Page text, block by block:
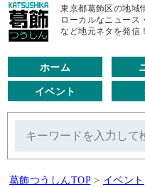
東京都葛飾区の地域
ローカルなニュース
など地元ネタを発信
ホーム
イベント
葛飾つうしんTOP > イベント